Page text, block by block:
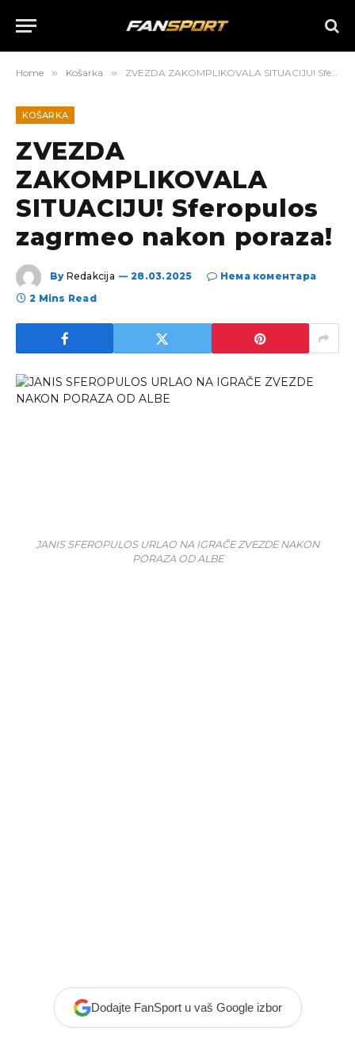
Home » Košarka » ZVEZDA ZAKOMPLIKOVALA SITUACIJU! Sferopulos zagrmeo nakon poraza!
KOŠARKA
ZVEZDA
ZAKOMPLIKOVALA
SITUACIJU! Sferopulos
zagrmeo nakon poraza!
By Redakcija 28.03.2025
Нема коментара
2 Mins Read
JANIS SFEROPULOS URLAO NA IGRAČE ZVEZDE NAKON
PORAZA OD ALBE
Dodajte FanSport u vaš Google izbor